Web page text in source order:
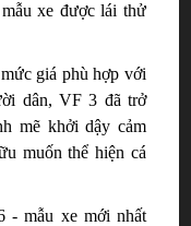
xe được lái thử
giá phù hợp với
dân, VF 3 đã trở
mẽ khởi dậy cảm
muốn thể hiện cá
- mẫu xe mới nhất